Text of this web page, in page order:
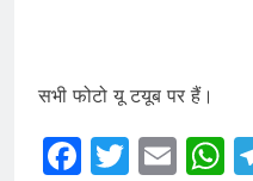
सभी फोटो यू टयूब पर हैं।